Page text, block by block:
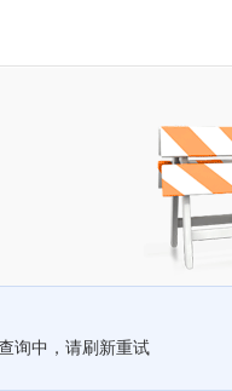
询中，请刷新重试